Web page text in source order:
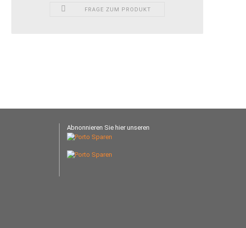
FRAGE ZUM PRODUKT
Abnonnieren Sie hier unseren